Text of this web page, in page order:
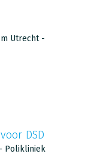
Utrecht -
DSD
Polikliniek